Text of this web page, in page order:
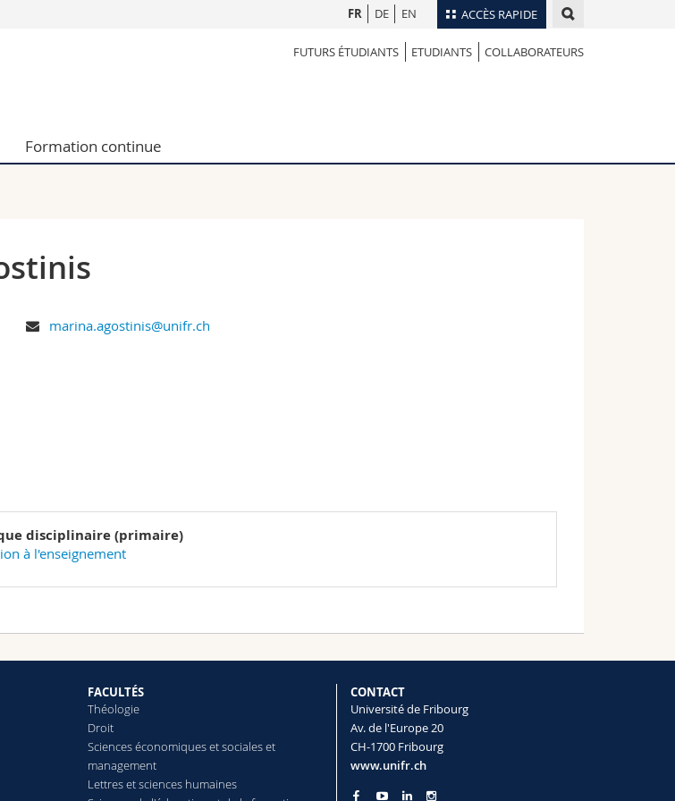
ACCÈS RAPIDE
formation
Collaborateurs
Annuaire du personnel
Programme des cours
FR DE EN
FUTURS ÉTUDIANTS ETUDIANTS COLLABORATEURS
Formation continue
marina.agostinis@unifr.ch
disciplinaire (primaire)
à l'enseignement
FACULTÉS
Théologie
Droit
Sciences économiques et sociales et
management
Lettreset sciences humaines
CONTACT
Université de Fribourg
Av. de l'Europe 20
CH-1700 Fribourg
www.unifr.ch